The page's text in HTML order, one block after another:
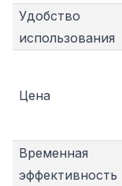
Удобство
использования
Цена
Временная
эффективность